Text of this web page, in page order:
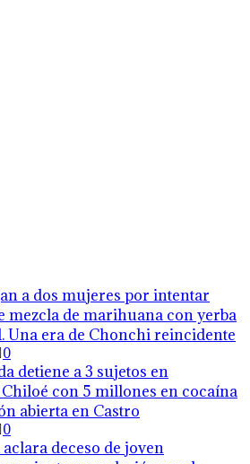
a dos mujeres por intentar
mezcla de marihuana con yerba
Una era de Chonchi reincidente
0
detiene a 3 sujetos en
con 5 millones en cocaína
abierta en Castro
0
deceso de joven